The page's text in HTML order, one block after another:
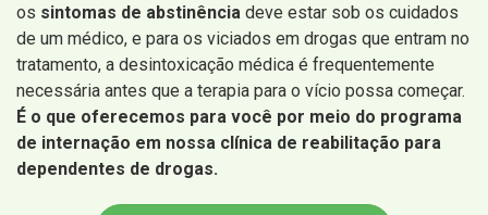
os sintomas de abstinência deve estar sob os cuidados
de um médico, e para os viciados em drogas que entram no
tratamento, a desintoxicação médica é frequentemente
necessária antes que a terapia para o vício possa começar.
É o que oferecemos para você por meio do programa
de internação em nossa clínica de reabilitação para
dependentes de drogas.